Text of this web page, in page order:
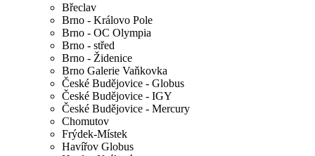
Břeclav
Brno - Královo Pole
Brno - OC Olympia
Brno - střed
Brno - Židenice
Brno Galerie Vaňkovka
České Budějovice - Globus
České Budějovice - IGY
České Budějovice - Mercury
Chomutov
Frýdek-Místek
Havířov Globus